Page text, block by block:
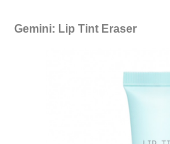
Gemini: Lip Tint Eraser